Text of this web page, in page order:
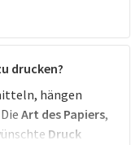
hochwertig.
Volumen-
druck.de eine
Art.
drucken?
hängen
Art des Papiers,
Druck